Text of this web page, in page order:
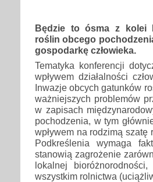
Będzie to ósma z kolei
roślin obcego
gospodarkę człowieka.
Tematyka konferencji
wpływem działalności
Inwazje obcych gatunków
ważniejszych problemów
w zapisach
pochodzenia, w tym
wpływem na rodzimą
Podkreślenia wymaga
stanowią zagrożenie
lokalnej
wszystkim rolnictwa